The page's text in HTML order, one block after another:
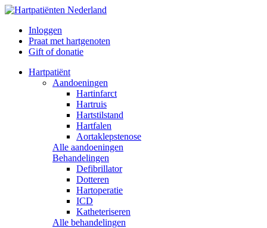
Inloggen
Praat met hartgenoten
Gift of donatie
Hartpatiënt
Aandoeningen
Hartinfarct
Hartruis
Hartstilstand
Hartfalen
Aortaklepstenose
Alle aandoeningen
Behandelingen
Defibrillator
Dotteren
Hartoperatie
ICD
Katheteriseren
Alle behandelingen